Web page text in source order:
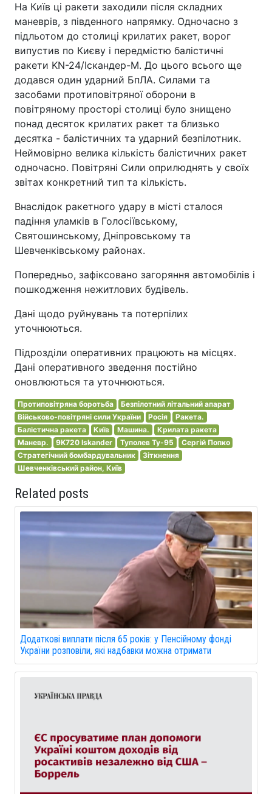
На Київ ці ракети заходили після складних
маневрів, з південного напрямку. Одночасно з
підльотом до столиці крилатих ракет, ворог
випустив по Києву і передмістю балістичні
ракети KN-24/Іскандер-М. До цього всього ще
додався один ударний БпЛА. Силами та
засобами протиповітряної оборони в
повітряному просторі столиці було знищено
понад десяток крилатих ракет та близько
десятка - балістичних та ударний безпілотник.
Неймовірно велика кількість балістичних ракет
одночасно. Повітряні Сили оприлюднять у своїх
звітах конкретний тип та кількість.
Внаслідок ракетного удару в місті сталося
падіння уламків в Голосіївському,
Святошинському, Дніпровському та
Шевченківському районах.
Попередньо, зафіксовано загоряння автомобілів і
пошкодження нежитлових будівель.
Дані щодо руйнувань та потерпілих
уточнюються.
Підрозділи оперативних працюють на місцях.
Дані оперативного зведення постійно
оновлюються та уточнюються.
Протиповітряна боротьба
Безпілотний літальний апарат
Військово-повітряні сили України
Росія
Ракета.
Балістична ракета
Київ Машина.
Крилата ракета
Маневр.
9K720 Iskander Туполев Ту-95
Сергій Попко
Стратегічний бомбардувальник
Зіткнення
Шевченківський район, Київ
Related posts
Додаткові виплати після 65 років: у Пенсійному фонді
України розповіли, які надбавки можна отримати